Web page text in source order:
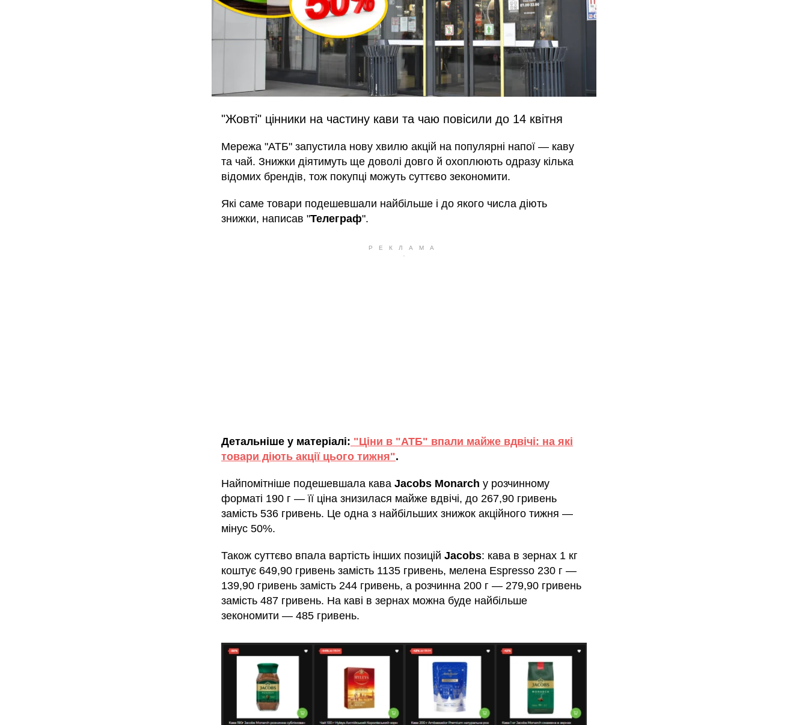
"Жовті" цінники на частину кави та чаю повісили до 14 квітня
Мережа "АТБ" запустила нову хвилю акцій на популярні напої — каву
та чай. Знижки діятимуть ще доволі довго й охоплюють одразу кілька
відомих брендів, тож покупці можуть суттєво зекономити.
Які саме товари подешевшали найбільше і до якого числа діють
знижки, написав "Телеграф".
Детальніше у матеріалі: "Ціни в "АТБ" впали майже вдвічі: на які
товари діють акції цього тижня".
Найпомітніше подешевшала кава Jacobs Monarch у розчинному
форматі 190 г — її ціна знизилася майже вдвічі, до 267,90 гривень
замість 536 гривень. Це одна з найбільших знижок акційного тижня —
мінус 50%.
Також суттєво впала вартість інших позицій Jacobs: кава в зернах 1 кг
коштує 649,90 гривень замість 1135 гривень, мелена Espresso 230 г —
139,90 гривень замість 244 гривень, а розчинна 200 г — 279,90 гривень
замість 487 гривень. На каві в зернах можна буде найбільше
зекономити — 485 гривень.